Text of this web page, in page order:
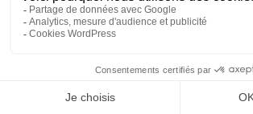
Crédit photos : ©Sud Radio / Pierre
Jacques Cardoze
Le Grand Matin
Noémie
Les